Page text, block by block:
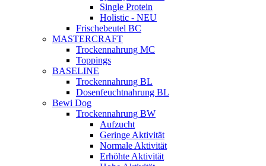
Single Protein
Holistic - NEU
Frischebeutel BC
MASTERCRAFT
Trockennahrung MC
Toppings
BASELINE
Trockennahrung BL
Dosenfeuchtnahrung BL
Bewi Dog
Trockennahrung BW
Aufzucht
Geringe Aktivität
Normale Aktivität
Erhöhte Aktivität